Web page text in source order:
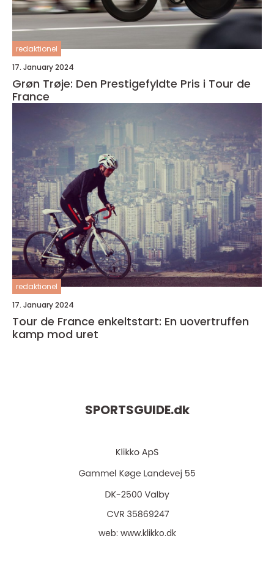
redaktionel
17. January 2024
Grøn Trøje: Den Prestigefyldte Pris i Tour de
France
redaktionel
17. January 2024
Tour de France enkeltstart: En uovertruffen
kamp mod uret
SPORTSGUIDE.dk
web: www.klikko.dk